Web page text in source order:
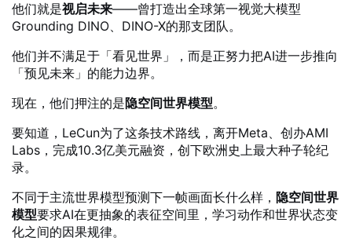
“无人驾驶、有人运营”困局何解？来电岛：自动补能+智能运营+城
无人配送车“遍地跑”的时代，正从山东加速到来
他们就是视启未来——曾打造出全球第一视觉大模型
Grounding DINO、DINO-X的那支团队。
他们并不满足于「看见世界」，而是正努力把AI进一步推向
「预见未来」的能力边界。
现在，他们押注的是隐空间世界模型。
要知道，LeCun为了这条技术路线，离开Meta、创办AMI
Labs，完成10.3亿美元融资，创下欧洲史上最大种子轮纪
录。
不同于主流世界模型预测下一帧画面长什么样， 隐空间世界
模型要求AI在更抽象的表征空间里，学习动作和世界状态变
化之间的因果规律。